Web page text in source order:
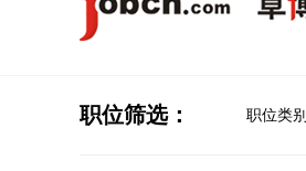
职位筛选： 职位类别